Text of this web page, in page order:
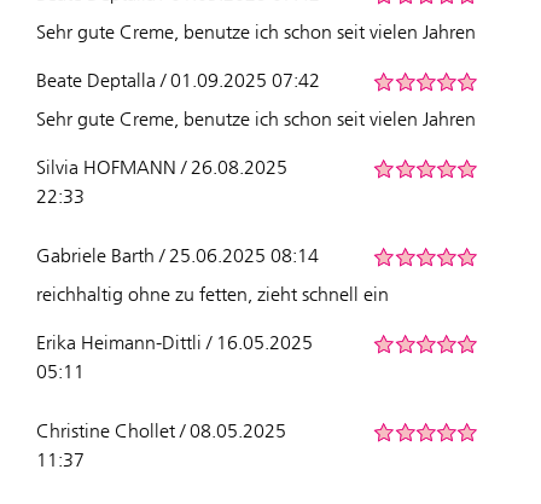
Sehr gute Creme, benutze ich schon seit vielen Jahren
Beate Deptalla / 01.09.2025 07:42
Sehr gute Creme, benutze ich schon seit vielen Jahren
Silvia HOFMANN / 26.08.2025
22:33
Gabriele Barth / 25.06.2025 08:14
reichhaltig ohne zu fetten, zieht schnell ein
Erika Heimann-Dittli / 16.05.2025
05:11
Christine Chollet / 08.05.2025
11:37